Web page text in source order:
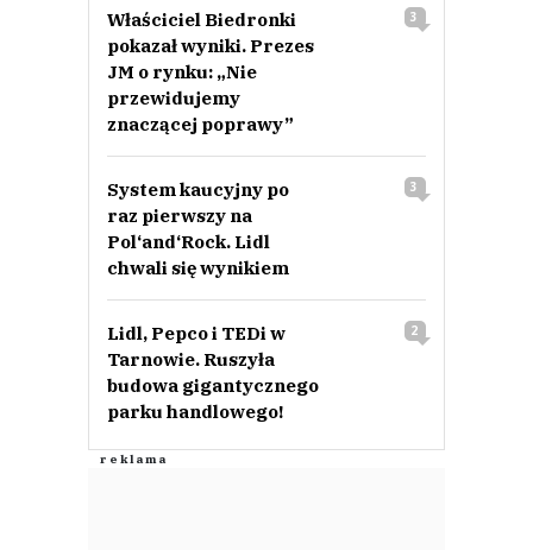
Właściciel Biedronki
pokazał wyniki. Prezes
JM o rynku: „Nie
przewidujemy
znaczącej poprawy”
3
System kaucyjny po
raz pierwszy na
Pol‘and‘Rock. Lidl
chwali się wynikiem
3
Lidl, Pepco i TEDi w
Tarnowie. Ruszyła
budowa gigantycznego
parku handlowego!
2